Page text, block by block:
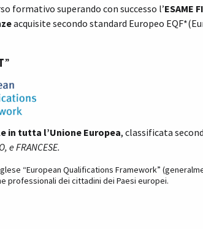
formativo superando con successo l’ESAME
acquisite secondo standard Europeo
”
in tutta l’Unione Europea, classificata
e FRANCESE.
“European Qualifications Framework”
professionali dei cittadini dei Paesi europei.